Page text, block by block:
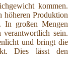
kommen.
Produktion
In großen Mengen
verantwortlich sein.
und bringt die
Dies lässt den